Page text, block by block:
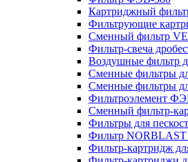
Картриджный
Фильтрующие
Сменный фильтр
Фильтр-свеча
Воздушные фильтр
Сменные фильтры
Сменные фильтры
Фильтроэлемент
Сменный фильтр-
Фильтры для
Фильтр NORBLAST
Фильтр-картридж